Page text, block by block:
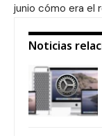
junio cómo era el
Noticias